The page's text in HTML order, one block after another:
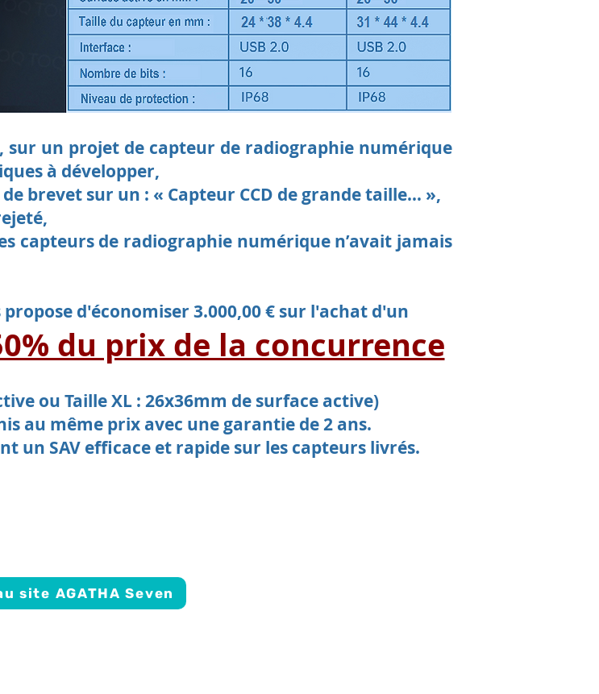
sur un projet de capteur de radiographie numérique
à développer,
brevet sur un : « Capteur CCD de grande taille… »,
capteurs de radiographie numérique n’avait jamais
d'économiser 3.000,00 € sur l'achat d'un
du prix de la concurrence
ou Taille XL : 26x36mm de surface active)
au même prix avec une garantie de 2 ans.
un SAV efficace et rapide sur les capteurs livrés.
site AGATHA Seven